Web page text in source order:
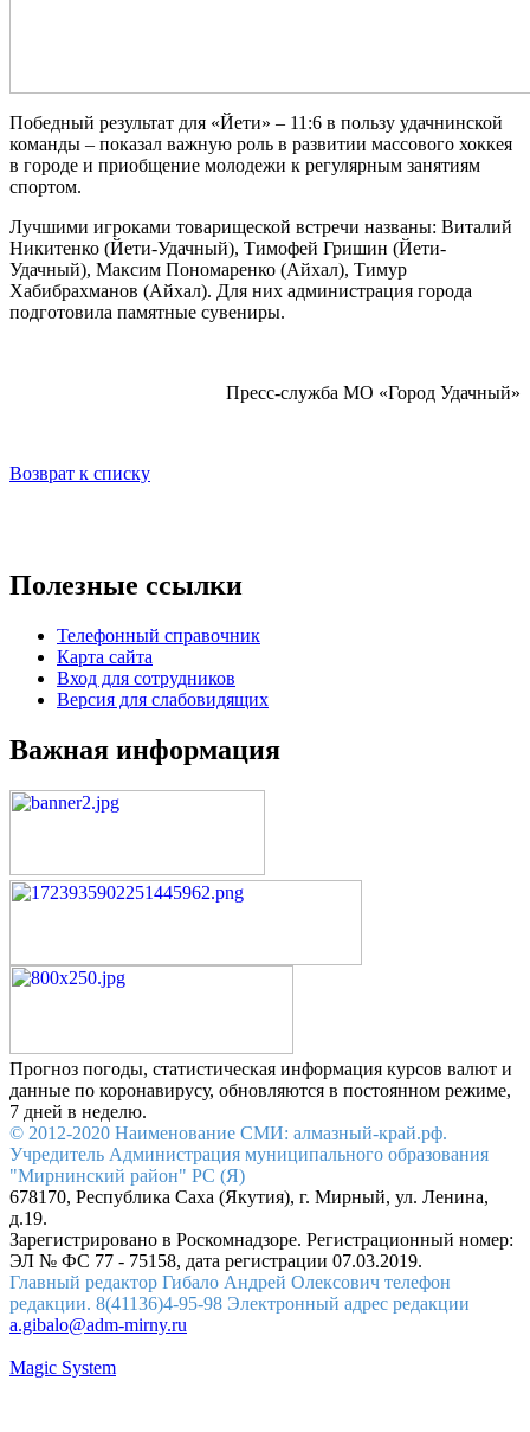
Победный результат для «Йети» – 11:6 в пользу удачнинской
команды – показал важную роль в развитии массового хоккея
в городе и приобщение молодежи к регулярным занятиям
спортом.
Лучшими игроками товарищеской встречи названы: Виталий
Никитенко (Йети-Удачный), Тимофей Гришин (Йети-
Удачный), Максим Пономаренко (Айхал), Тимур
Хабибрахманов (Айхал). Для них администрация города
подготовила памятные сувениры.
Пресс-служба МО «Город Удачный»
Возврат к списку
Полезные ссылки
Телефонный справочник
Карта сайта
Вход для сотрудников
Версия для слабовидящих
Важная информация
Прогноз погоды, статистическая информация курсов валют и
данные по коронавирусу, обновляются в постоянном режиме,
7 дней в неделю.
© 2012-2020 Наименование СМИ: алмазный-край.рф.
Учредитель Администрация муниципального образования
"Мирнинский район" РС (Я)
678170, Республика Саха (Якутия), г. Мирный, ул. Ленина,
д.19.
Зарегистрировано в Роскомнадзоре. Регистрационный номер:
ЭЛ № ФС 77 - 75158, дата регистрации 07.03.2019.
Главный редактор Гибало Андрей Олексович телефон
редакции. 8(41136)4-95-98 Электронный адрес редакции
a.gibalo@adm-mirny.ru
Magic System